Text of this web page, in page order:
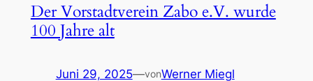
Der Vorstadtverein Zabo e.V. wurde
100 Jahre alt
Juni 29, 2025—vonWerner Miegl